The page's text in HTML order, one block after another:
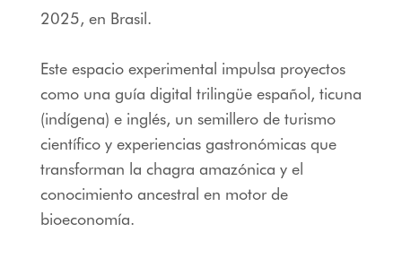
2025, en Brasil.
Este espacio experimental impulsa proyectos
como una guía digital trilingüe español, ticuna
(indígena) e inglés, un semillero de turismo
científico y experiencias gastronómicas que
transforman la chagra amazónica y el
conocimiento ancestral en motor de
bioeconomía.